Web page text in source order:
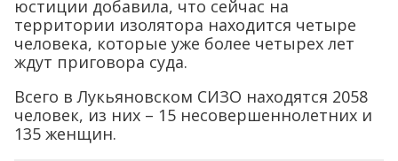
юстиции добавила, что сейчас на
территории изолятора находится четыре
человека, которые уже более четырех лет
ждут приговора суда.
Всего в Лукьяновском СИЗО находятся 2058
человек, из них – 15 несовершеннолетних и
135 женщин.